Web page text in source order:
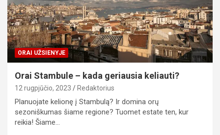
ORAI UŽSIENYJE
Orai Stambule – kada geriausia keliauti?
12 rugpjūčio, 2023 Redaktorius
Planuojate kelionę į Stambulą? Ir domina orų
sezoniškumas šiame regione? Tuomet estate ten, kur
reikia! Šiame…